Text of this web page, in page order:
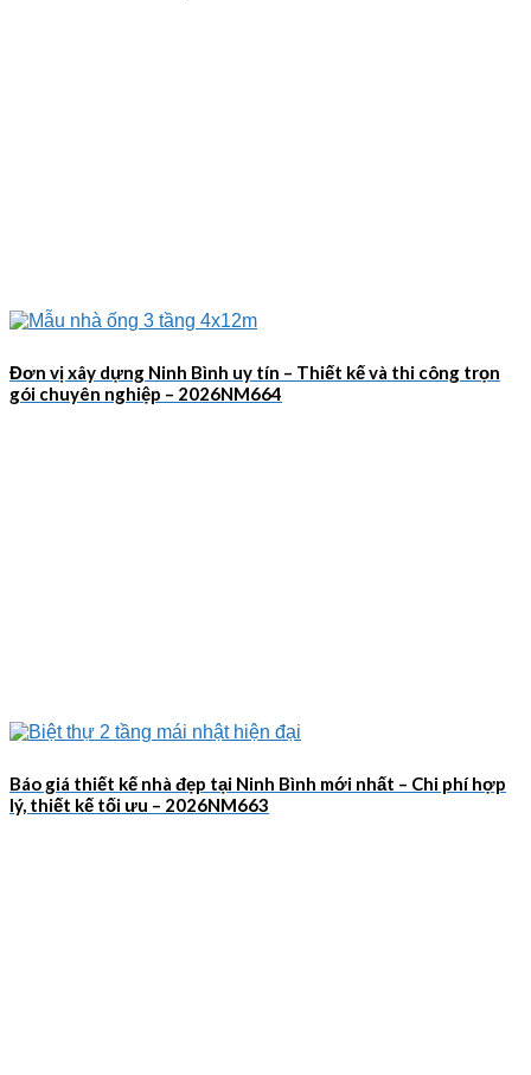
Đơn vị xây dựng Ninh Bình uy tín – Thiết kế và thi công trọn
gói chuyên nghiệp – 2026NM664
Báo giá thiết kế nhà đẹp tại Ninh Bình mới nhất – Chi phí hợp
lý, thiết kế tối ưu – 2026NM663